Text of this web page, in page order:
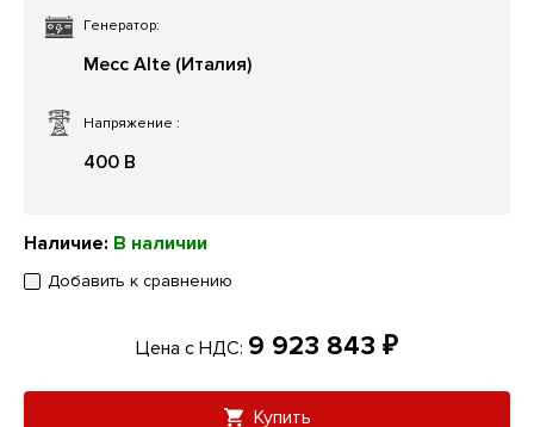
Напряжение :
400 В
Генератор:
Mecc Alte (Италия)
Наличие: В наличии
Добавить к сравнению
Цена с НДС: 9 923 843 ₽
Купить